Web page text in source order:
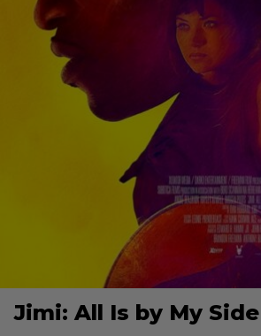
Jimi: All Is by My Side